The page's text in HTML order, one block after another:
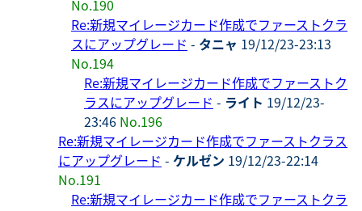
No.190
Re:新規マイレージカード作成でファーストクラ
スにアップグレード - タニャ 19/12/23-23:13
No.194
Re:新規マイレージカード作成でファーストク
ラスにアップグレード - ライト 19/12/23-
23:46 No.196
Re:新規マイレージカード作成でファーストクラス
にアップグレード - ケルゼン 19/12/23-22:14
No.191
Re:新規マイレージカード作成でファーストクラ